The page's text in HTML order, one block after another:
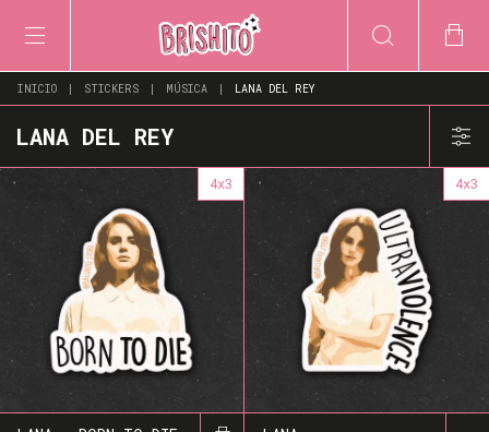
INICIO | STICKERS | MÚSICA | LANA DEL REY
LANA DEL REY
4x3 4x3